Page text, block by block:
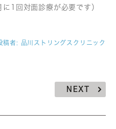
1回対面診療が必要です）
稿者: 品川ストリングスクリニック
NEXT